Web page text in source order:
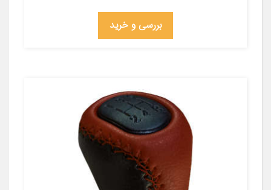
بررسی و خرید